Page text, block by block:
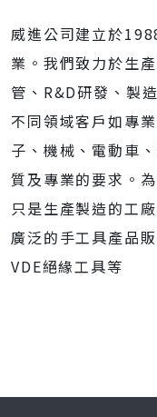
威進公司建立於
業。我們致力於生
管、R&D研發、製
不同領域客戶如專
子、機械、電動車
質及專業的要求。
只是生產製造的工
廣泛的手工具產品
VDE絕緣工具等